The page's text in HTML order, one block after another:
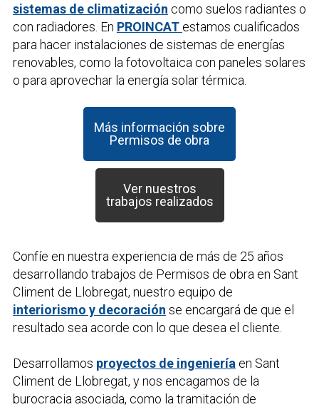
sistemas de climatización como suelos radiantes o
con radiadores. En PROINCAT estamos cualificados
para hacer instalaciones de sistemas de energías
renovables, como la fotovoltaica con paneles solares
o para aprovechar la energía solar térmica.
Más información sobre
Permisos de obra
Ver nuestros
trabajos realizados
Confíe en nuestra experiencia de más de 25 años
desarrollando trabajos de Permisos de obra en Sant
Climent de Llobregat, nuestro equipo de
interiorismo y decoración se encargará de que el
resultado sea acorde con lo que desea el cliente.
Desarrollamos proyectos de ingeniería en Sant
Climent de Llobregat, y nos encagamos de la
burocracia asociada, como la tramitación de